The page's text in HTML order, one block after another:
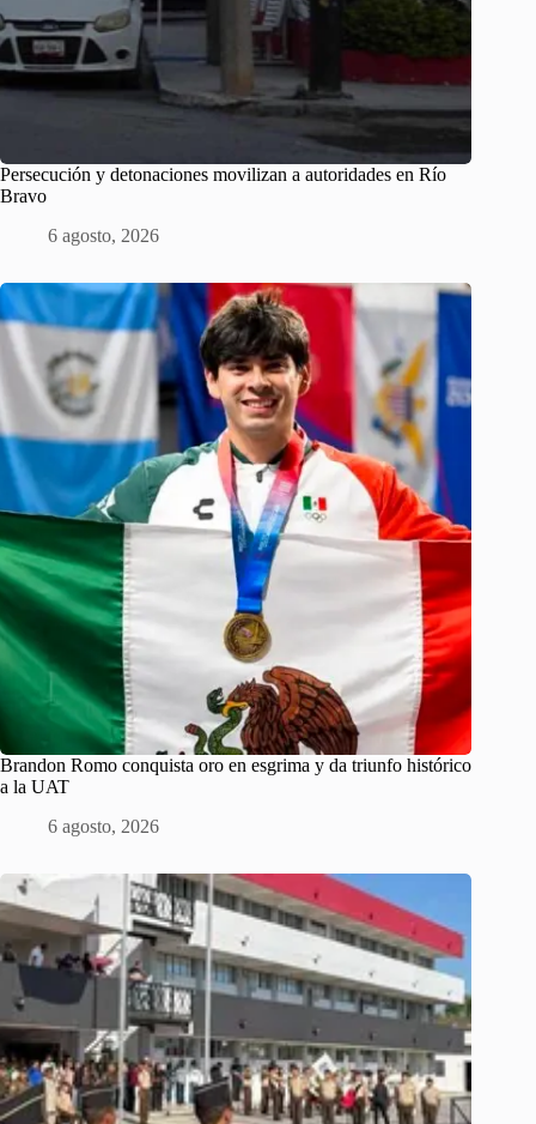
Persecución y detonaciones movilizan a autoridades en Río
Bravo
6 agosto, 2026
Brandon Romo conquista oro en esgrima y da triunfo histórico
a la UAT
6 agosto, 2026